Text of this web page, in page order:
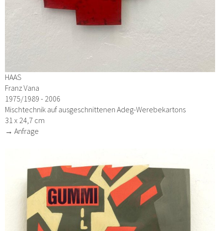
HAAS
Franz Vana
1975/1989 - 2006
Mischtechnik auf ausgeschnittenen Adeg-Werebekartons
31 x 24,7 cm
→ Anfrage